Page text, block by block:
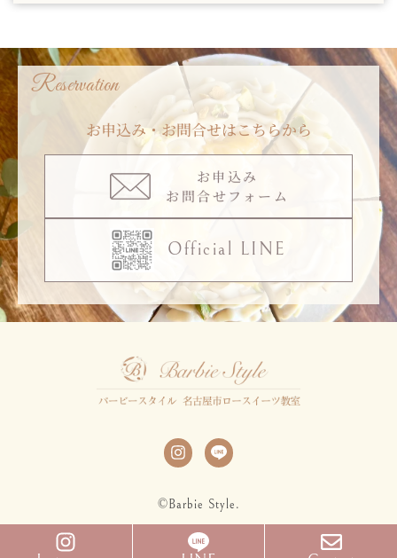
Reservation
お申込み・お問合せはこちらから
お申込み
お問合せフォーム
Official LINE
©Barbie Style.